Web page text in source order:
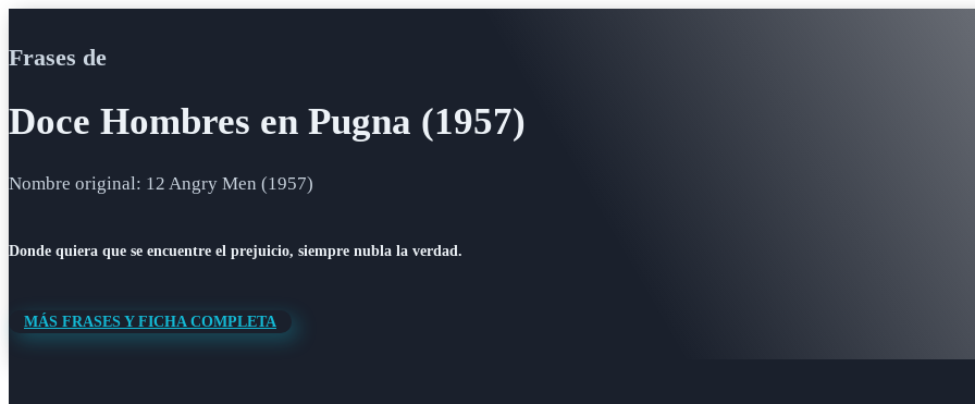
Frases de
Doce Hombres en Pugna (1957)
Nombre original: 12 Angry Men (1957)
Donde quiera que se encuentre el prejuicio, siempre nubla la verdad.
MÁS FRASES Y FICHA COMPLETA